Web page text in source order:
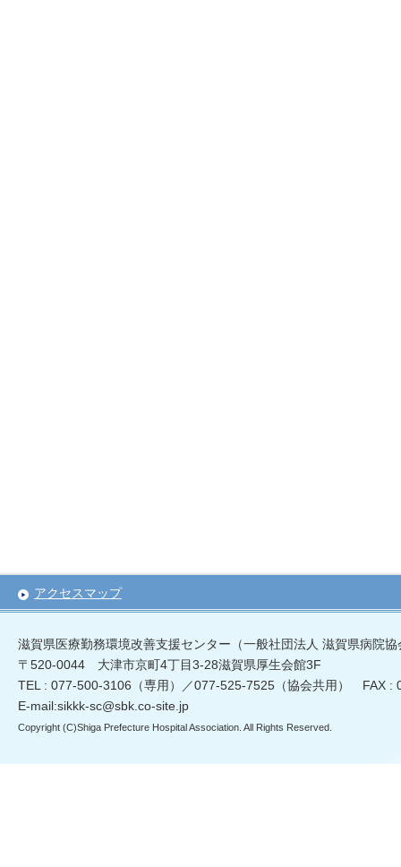
アクセスマップ
滋賀県医療勤務環境改善支援センター（一般社団法人 滋賀県病院協
〒520-0044 大津市京町4丁目3-28滋賀県厚生会館3F
TEL : 077-500-3106（専用）／077-525-7525（協会共用） FAX :
E-mail:sikkk-sc@sbk.co-site.jp
Copyright (C)Shiga Prefecture Hospital Association. All Rights Reserved.